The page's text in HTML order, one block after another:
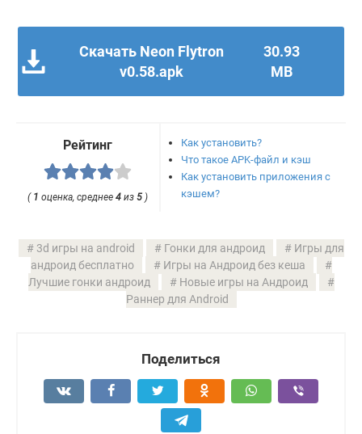
Скачать Neon Flytron
v0.58.apk
30.93
MB
Рейтинг
( 1 оценка, среднее4 из5 )
Как установить?
Что такое APK-файл и кэш
Как установить приложения с
кэшем?
3d игры на android Гонки для андроид
Игры для
андроид бесплатно
Игры на Андроид без кеша
Лучшие гонки андроид
Новые игры на Андроид
Раннер для Android
Поделиться